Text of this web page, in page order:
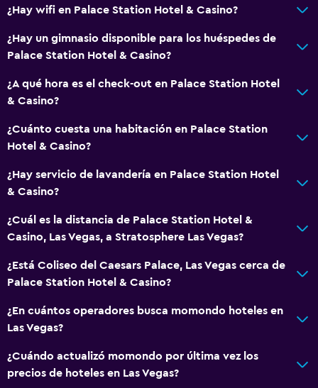
¿Hay wifi en Palace Station Hotel & Casino?
¿Hay un gimnasio disponible para los huéspedes de
Palace Station Hotel & Casino?
¿A qué hora es el check-out en Palace Station Hotel
& Casino?
¿Cuánto cuesta una habitación en Palace Station
Hotel & Casino?
¿Hay servicio de lavandería en Palace Station Hotel
& Casino?
¿Cuál es la distancia de Palace Station Hotel &
Casino, Las Vegas, a Stratosphere Las Vegas?
¿Está Coliseo del Caesars Palace, Las Vegas cerca de
Palace Station Hotel & Casino?
¿En cuántos operadores busca momondo hoteles en
Las Vegas?
¿Cuándo actualizó momondo por última vez los
precios de hoteles en Las Vegas?